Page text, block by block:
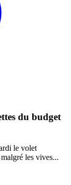
du budget
le volet
les vives...